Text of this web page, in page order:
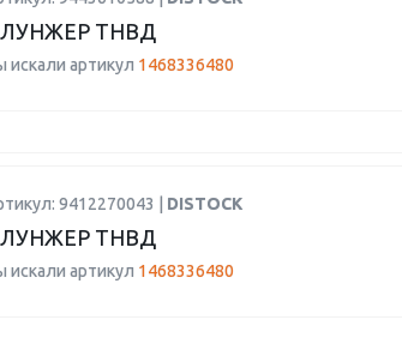
ТНВД
искали артикул 1468336480
9412270043 | DISTOCK
ТНВД
искали артикул 1468336480